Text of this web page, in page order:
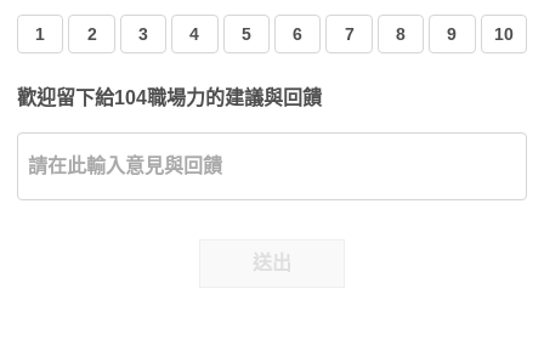
1 2 3 4 5 6 7 8 9 10
歡迎留下給104職場力的建議與回饋
送出